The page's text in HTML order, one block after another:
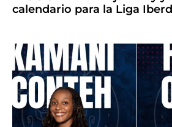
calendario para la Liga